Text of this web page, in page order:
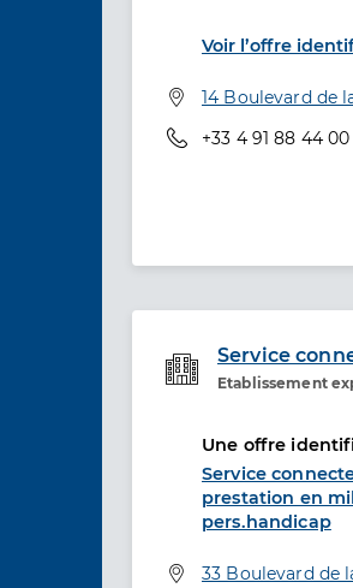
Voir l’offre
Adresse
14 Boulevard de
Téléphone
+33 4 91 88 44 00
Service
Etablissement
Une offre
Service
prestation en
pers.handicap
Adresse
33 Boulevard de